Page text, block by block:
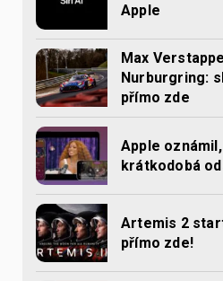
Apple
Max
Nurburgring:
přímo zde
Apple
krátkodobá
Artemis 2
přímo zde!